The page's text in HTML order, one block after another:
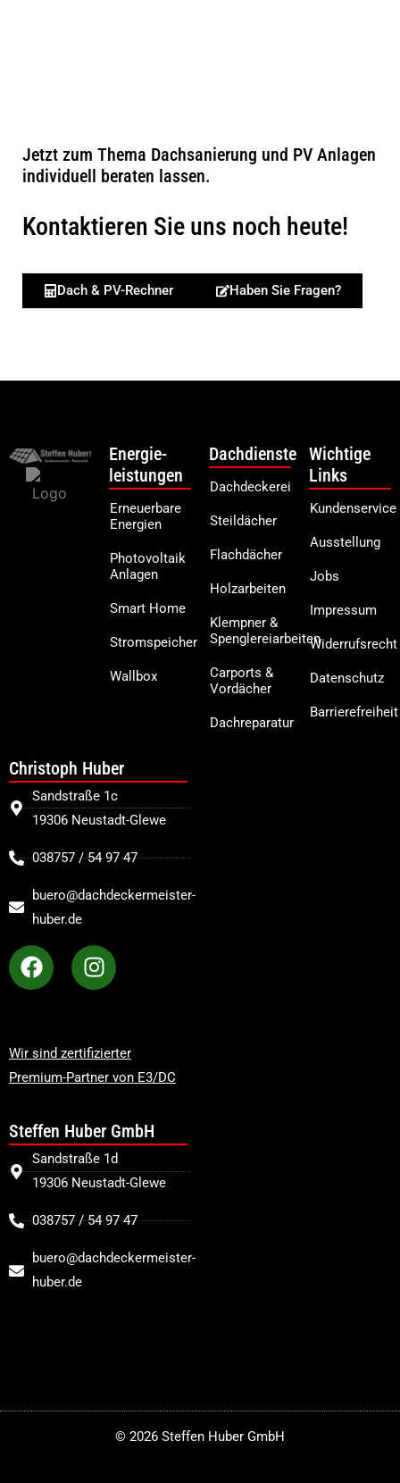
Jetzt zum Thema Dachsanierung und PV Anlagen
individuell beraten lassen.
Kontaktieren Sie uns noch heute!
Dach & PV-Rechner Haben Sie Fragen?
Energie-
leistungen
Erneuerbare
Energien
Photovoltaik
Anlagen
Smart Home
Stromspeicher
Wallbox
Dachdienste
Dachdeckerei
Steildächer
Flachdächer
Holzarbeiten
Klempner &
Spenglereiarbeiten
Carports &
Vordächer
Dachreparatur
Wichtige
Links
Kundenservice
Ausstellung
Jobs
Impressum
Widerrufsrecht
Datenschutz
Barrierefreiheit
Christoph Huber
Sandstraße 1c
19306 Neustadt-Glewe
038757 / 54 97 47
buero@dachdeckermeister-
huber.de
Wir sind zertifizierter
Premium-Partner von E3/DC
Steffen Huber GmbH
Sandstraße 1d
19306 Neustadt-Glewe
038757 / 54 97 47
buero@dachdeckermeister-
huber.de
© 2026 Steffen Huber GmbH